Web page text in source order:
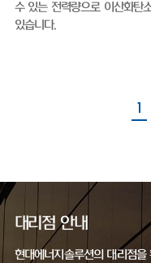
수 있는 전력량으로 이산화탄
있습니다.
1
대리점 안내
현대에너지솔루션의 대리점을